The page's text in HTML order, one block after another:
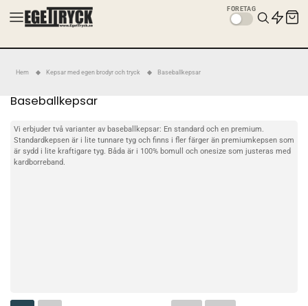
FÖRETAG
Hem Kepsar med egen brodyr och tryck Baseballkepsar
Baseballkepsar
Vi erbjuder två varianter av baseballkepsar: En standard och en premium.
Standardkepsen är i lite tunnare tyg och finns i fler färger än premiumkepsen som
är sydd i lite kraftigare tyg. Båda är i 100% bomull och onesize som justeras med
kardborreband.